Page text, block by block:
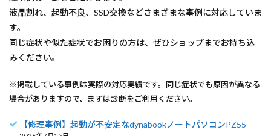
液晶割れ、起動不良、SSD交換などさまざまな事例に対応していま
す。
同じ症状や似た症状でお困りの方は、ぜひショップまでお持ち込
みください。
※掲載している事例は実際の対応実績です。同じ症状でも原因が異なる
場合がありますので、まずは診断をご利用ください。
【修理事例】起動が不安定なdynabookノートパソコンPZ55